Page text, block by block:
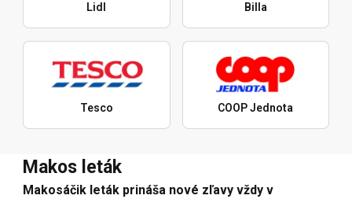
Lidl Billa
Tesco COOP Jednota
Makos leták
Makosáčik leták prináša nové zľavy vždy v